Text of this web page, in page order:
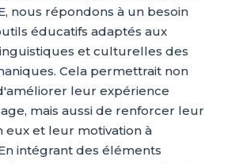
nous répondons à un besoin
éducatifs adaptés aux
et culturelles des
Cela permettrait non
leur expérience
mais aussi de renforcer leur
eux et leur motivation à
intégrant des éléments